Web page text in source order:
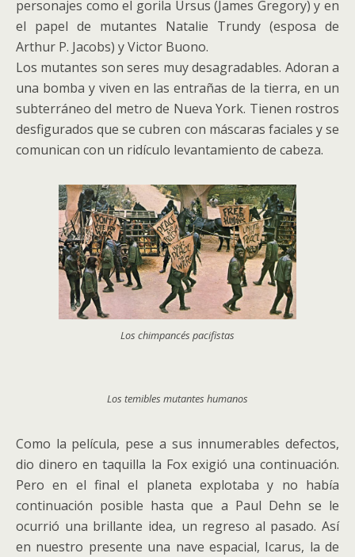
personajes como el gorila Ursus (James Gregory) y en
el papel de mutantes Natalie Trundy (esposa de
Arthur P. Jacobs) y Victor Buono.
Los mutantes son seres muy desagradables. Adoran a
una bomba y viven en las entrañas de la tierra, en un
subterráneo del metro de Nueva York. Tienen rostros
desfigurados que se cubren con máscaras faciales y se
comunican con un ridículo levantamiento de cabeza.
Los chimpancés pacifistas
Los temibles mutantes humanos
Como la película, pese a sus innumerables defectos,
dio dinero en taquilla la Fox exigió una continuación.
Pero en el final el planeta explotaba y no había
continuación posible hasta que a Paul Dehn se le
ocurrió una brillante idea, un regreso al pasado. Así
en nuestro presente una nave espacial, Icarus, la de